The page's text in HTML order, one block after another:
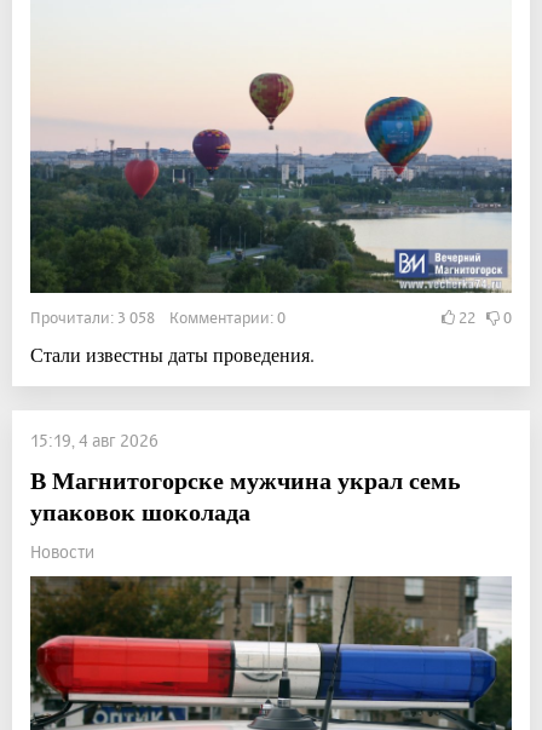
Прочитали: 3 058 Комментарии: 0 22 0
Стали известны даты проведения.
15:19, 4 авг 2026
В Магнитогорске мужчина украл семь
упаковок шоколада
Новости